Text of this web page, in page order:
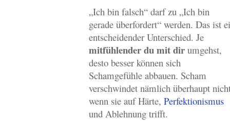
„Ich bin falsch“ darf zu „Ich bin
gerade überfordert“ werden. Das ist
entscheidender Unterschied. Je
mitfühlender du mit dirumgehst,
desto besser können sich
Schamgefühle abbauen. Scham
verschwindet nämlich überhaupt
wenn sie auf Härte, Perfektionismus
und Ablehnung trifft.